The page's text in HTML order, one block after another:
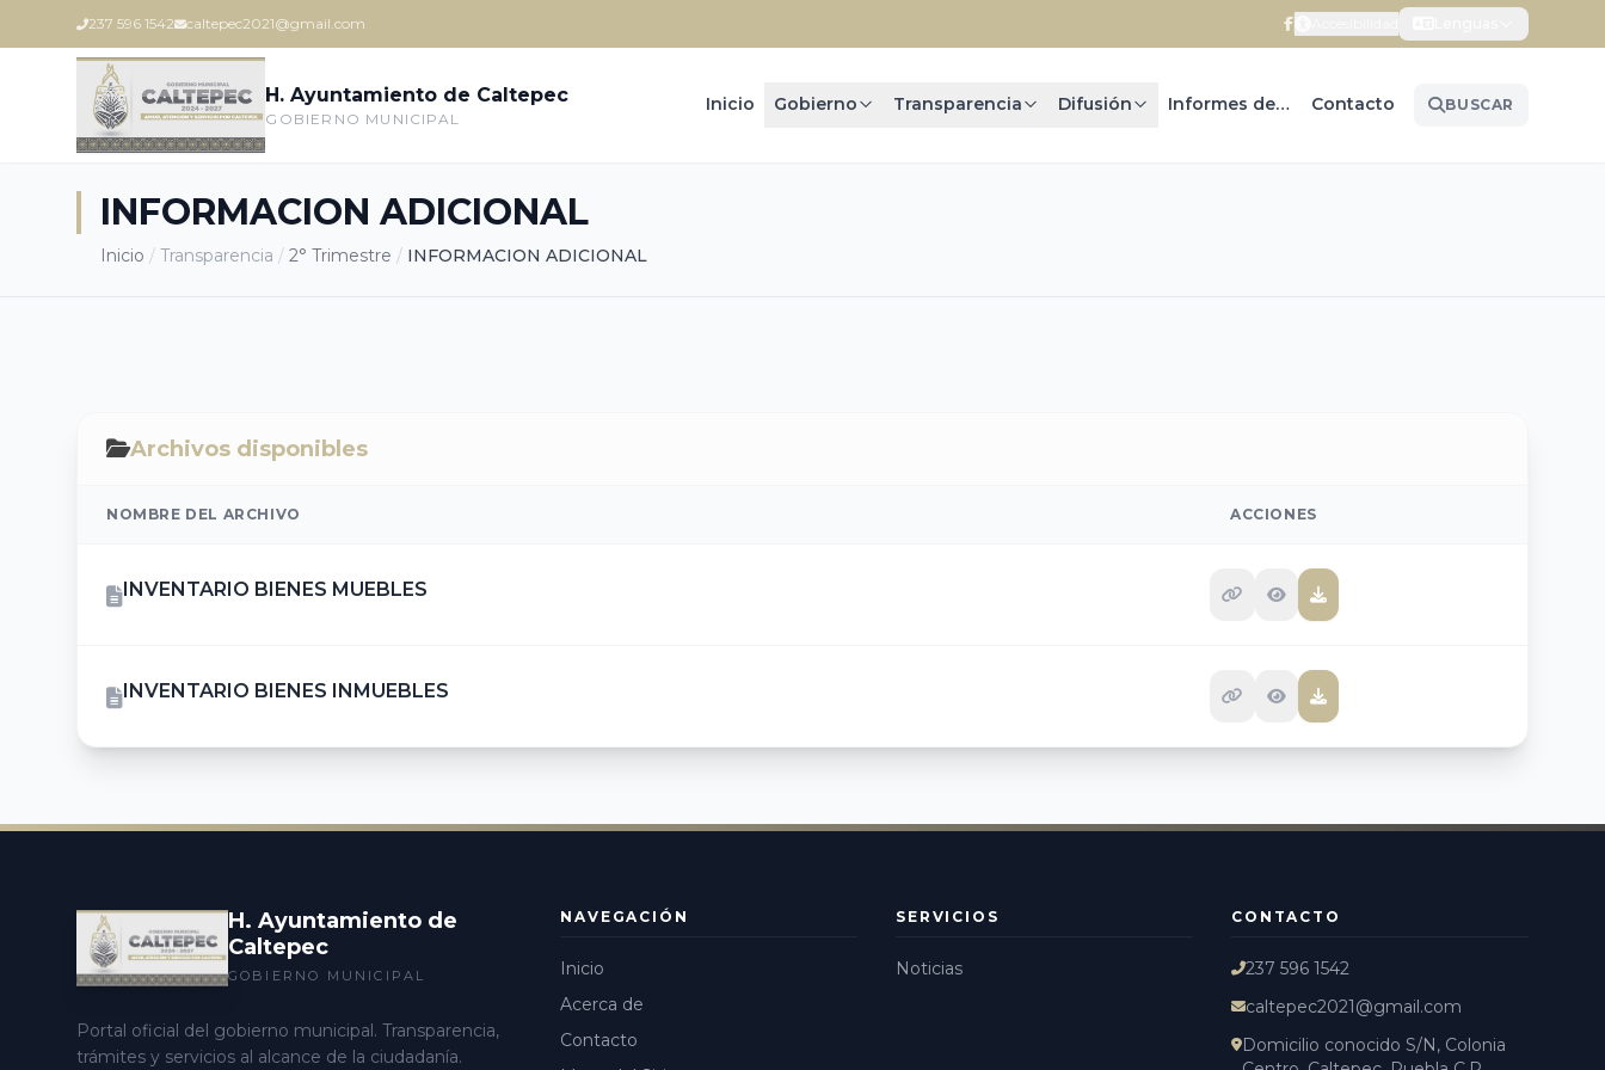
237 596 1542 caltepec2021@gmail.com
H. Ayuntamiento de Caltepec
GOBIERNO MUNICIPAL
Inicio Gobierno Transparencia Difusión Informes de Gobierno Contacto BUSCAR
INFORMACION ADICIONAL
Inicio / Transparencia / 2° Trimestre / INFORMACION ADICIONAL
Archivos disponibles
NOMBRE DEL ARCHIVO ACCIONES
INVENTARIO BIENES MUEBLES
INVENTARIO BIENES INMUEBLES
H. Ayuntamiento de
Caltepec
GOBIERNO MUNICIPAL
Portal oficial del gobierno municipal. Transparencia,
trámites y servicios al alcance de la ciudadanía.
NAVEGACIÓN
Inicio
Acerca de
Contacto
SERVICIOS
Noticias
CONTACTO
237 596 1542
caltepec2021@gmail.com
Domicilio conocido S/N, Colonia